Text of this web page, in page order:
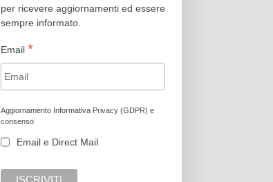
per ricevere aggiornamenti ed essere
sempre informato.
Email *
Aggiornamento Informativa Privacy (GDPR) e
consenso
Email e Direct Mail